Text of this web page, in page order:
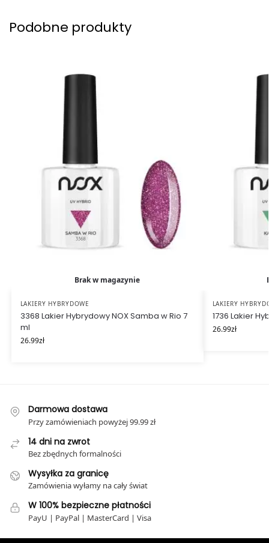
Podobne produkty
Brak w magazynie
LAKIERY HYBRYDOWE
3368 Lakier Hybrydowy NOX Samba w Rio 7
ml
26.99zł
LAKIERY
1736 Lakier
26.99zł
Darmowa dostawa
Przy zamówieniach powyżej 99.99 zł
14 dni na zwrot
Bez zbędnych formalności
Wysyłka za granicę
Zamówienia wyłamy na cały świat
W 100% bezpieczne płatności
PayU | PayPal | MasterCard | Visa